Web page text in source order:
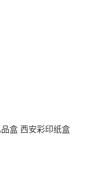
盒 西安彩印纸盒